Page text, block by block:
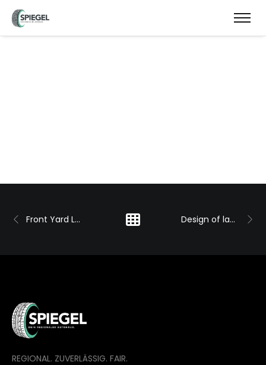
Front Yard Landscape Design Design of landscaping in the garden, park, square, recreation area
REGIONAL. ZUVERLÄSSIG. FAIR.